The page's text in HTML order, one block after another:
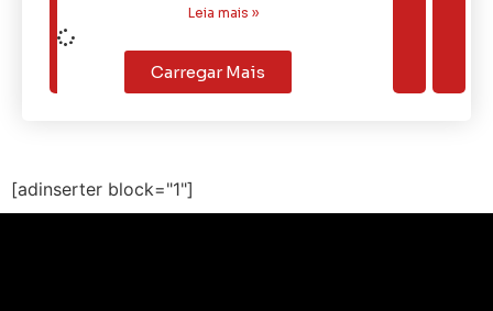
Leia mais »
Carregar Mais
[adinserter block="1"]